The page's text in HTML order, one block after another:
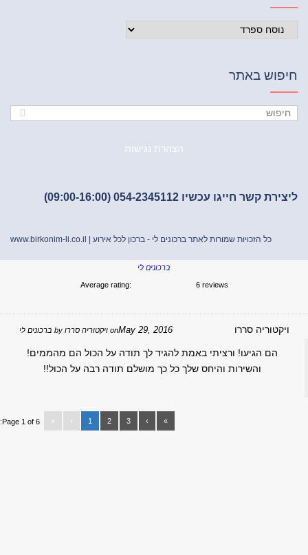
באתר
הצהרת נגישות
קשר חייגו עכשיו 054-2345112 (09:00-16:00)
כל הזכויות שמורות לאתר ברכונים לי - ברכון לכל אירוע |www.birkonim-li.co.il
ברכונים לי
Average rating: 6 reviews
סררו May 29, 2016
byויקטוריה סררוon ברכונים לי
הם הגיעו! ורציתי באמת להגיד לך תודה על הכול הם מהממים!
והשירות והיחס שלך כל כך מושלם תודה רבה על הכול!!
Page 1 of 6: 1 2